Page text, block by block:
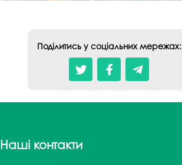
Поділитись у соціальних мережах:
Наші контакти